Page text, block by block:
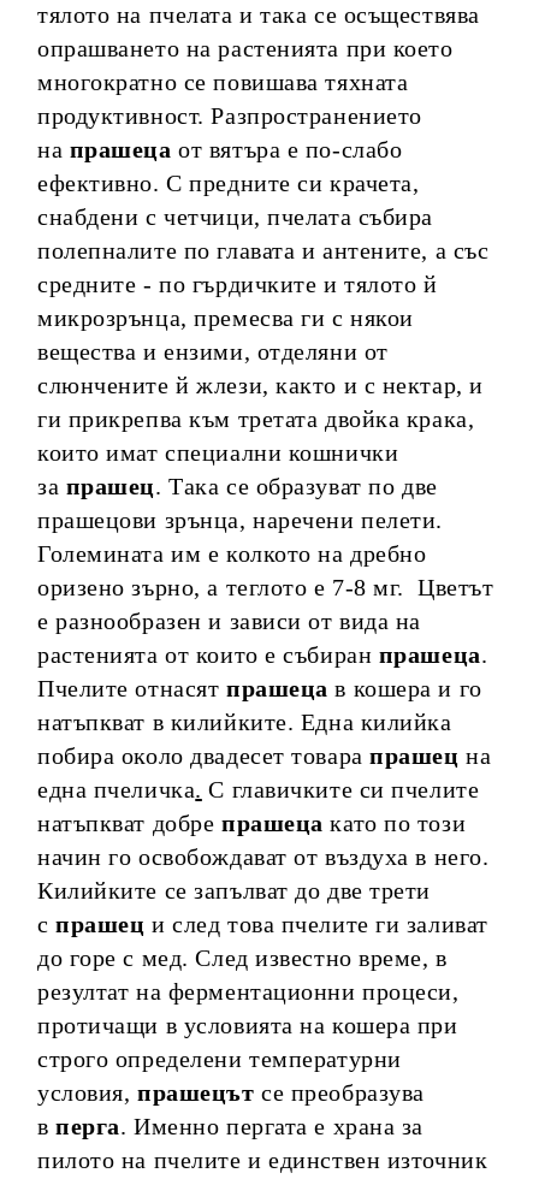
тялото на пчелата и така се осъществява
опрашването на растенията при което
многократно се повишава тяхната
продуктивност. Разпространението
на прашеца от вятъра е по-слабо
ефективно. С предните си крачета,
снабдени с четчици, пчелата събира
полепналите по главата и антените, а със
средните - по гърдичките и тялото й
микрозрънца, премесва ги с някои
вещества и ензими, отделяни от
слюнчените й жлези, както и с нектар, и
ги прикрепва към третата двойка крака,
които имат специални кошнички
за прашец. Така се образуват по две
прашецови зрънца, наречени пелети.
Големината им е колкото на дребно
оризено зърно, а теглото е 7-8 мг. Цветът
е разнообразен и зависи от вида на
растенията от които е събиран прашеца.
Пчелите отнасят прашеца в кошера и го
натъпкват в килийките. Една килийка
побира около двадесет товарапрашец на
една пчеличка. С главичките си пчелите
натъпкват добре прашеца като по този
начин го освобождават от въздуха в него.
Килийките се запълват до две трети
спрашец и след това пчелите ги заливат
до горе с мед. След известно време, в
резултат на ферментационни процеси,
протичащи в условията на кошера при
строго определени температурни
условия,прашецът се преобразува
вперга. Именно пергата е храна за
пилото на пчелите и единствен източник